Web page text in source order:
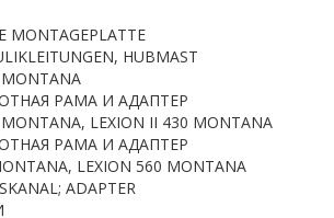
MONTAGEPLATTE
HUBMAST
РАМА И АДАПТЕР
LEXION II 430 MONTANA
РАМА И АДАПТЕР
LEXION 560 MONTANA
ADAPTER